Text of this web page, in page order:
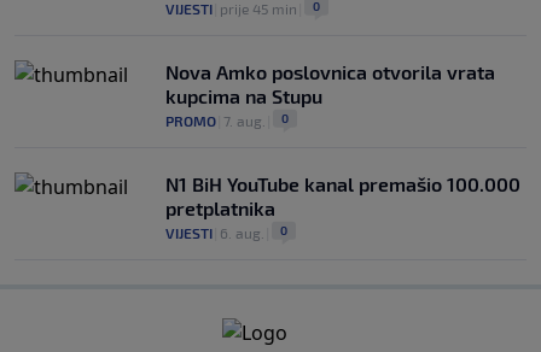
VIJESTI prije 45 min 0
Nova Amko poslovnica otvorila vrata
kupcima na Stupu
PROMO 7. aug. 0
N1 BiH YouTube kanal premašio 100.000
pretplatnika
VIJESTI 6. aug. 0